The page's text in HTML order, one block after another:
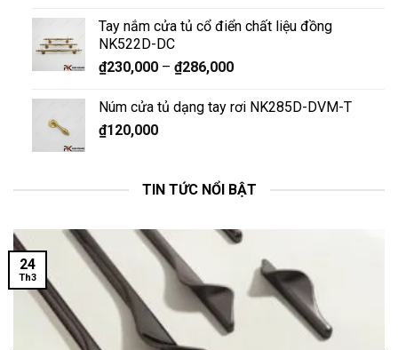
Tay nắm cửa tủ cổ điển chất liệu đồng
NK522D-DC
₫230,000– ₫286,000
Núm cửa tủ dạng tay rơi NK285D-DVM-T
₫120,000
TIN TỨC NỔI BẬT
24
Th3